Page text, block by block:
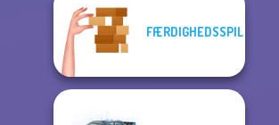
FÆRDIGHEDSSPIL